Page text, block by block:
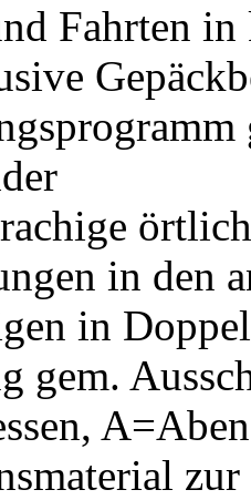
Fahrten
in den
in
gem.
zur